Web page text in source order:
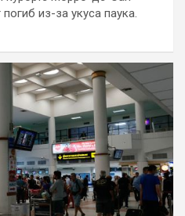
из-за укуса паука.